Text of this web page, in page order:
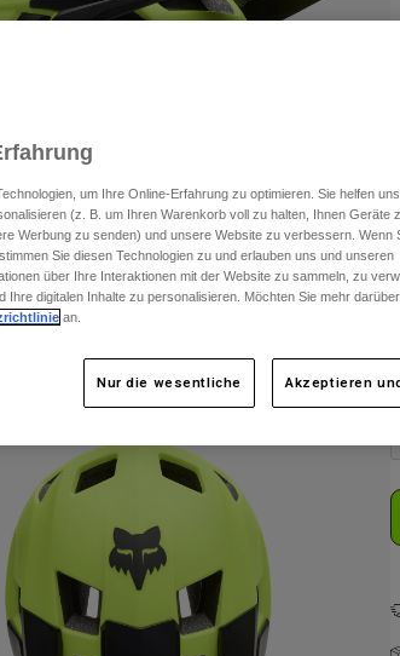
um Ihre Online-Erfahrung zu optimieren. Sie helfen
(z. B. um Ihren Warenkorb voll zu halten, Ihnen Geräte
Werbung zu senden) und unsere Website zu verbessern. Wenn
Sie diesen Technologien zu und erlauben uns und unseren
über Ihre Interaktionen mit der Website zu sammeln, zu
Ihre digitalen Inhalte zu personalisieren. Möchten Sie mehr
an.
Nur die wesentliche Akzeptieren